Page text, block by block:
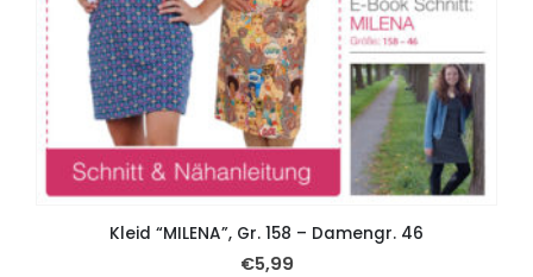
Kleid “MILENA”, Gr. 158 – Damengr. 46
€5,99